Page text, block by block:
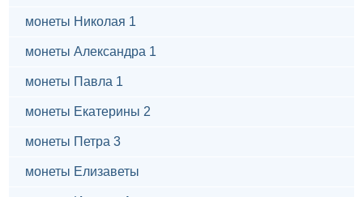
монеты Николая 1
монеты Александра 1
монеты Павла 1
монеты Екатерины 2
монеты Петра 3
монеты Елизаветы